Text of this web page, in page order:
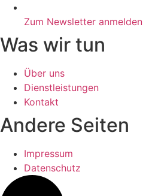
Zum Newsletter anmelden
Was wir tun
Über uns
Dienstleistungen
Kontakt
Andere Seiten
Impressum
Datenschutz